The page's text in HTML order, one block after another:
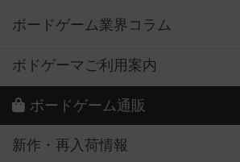
ボードゲーム業界コラム
ボドゲーマご利用案内
ボードゲーム通販
新作・再入荷情報